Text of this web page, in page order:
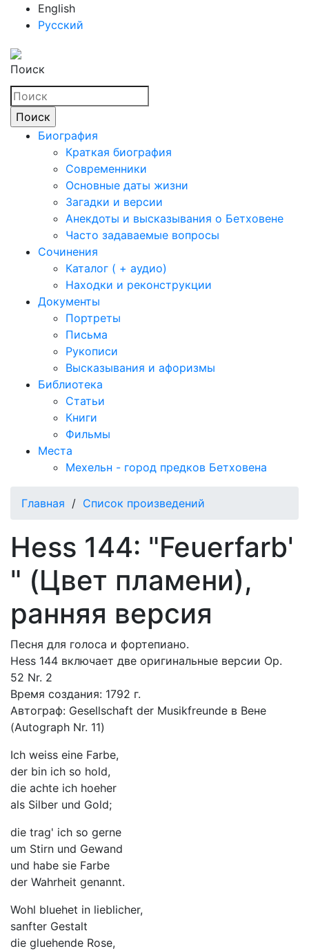
English
Русский
Поиск
Биография
Краткая биография
Современники
Основные даты жизни
Загадки и версии
Анекдоты и высказывания о Бетховене
Часто задаваемые вопросы
Сочинения
Каталог ( + аудио)
Находки и реконструкции
Документы
Портреты
Письма
Рукописи
Высказывания и афоризмы
Библиотека
Статьи
Книги
Фильмы
Места
Мехельн - город предков Бетховена
Главная / Список произведений
Hess 144: "Feuerfarb'
" (Цвет пламени),
ранняя версия
Песня для голоса и фортепиано.
Hess 144 включает две оригинальные версии Op.
52 Nr. 2
Время создания: 1792 г.
Автограф: Gesellschaft der Musikfreunde в Вене
(Autograph Nr. 11)
Ich weiss eine Farbe,
der bin ich so hold,
die achte ich hoeher
als Silber und Gold;
die trag' ich so gerne
um Stirn und Gewand
und habe sie Farbe
der Wahrheit genannt.
Wohl bluehet in lieblicher,
sanfter Gestalt
die gluehende Rose,